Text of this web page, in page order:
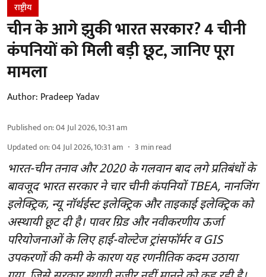
राष्ट्रीय
चीन के आगे झुकी भारत सरकार? 4 चीनी
कंपनियों को मिली बड़ी छूट, जानिए पूरा
मामला
Author: Pradeep Yadav
Published on:04 Jul 2026, 10:31 am
Updated on:04 Jul 2026, 10:31 am 3 min read
भारत-चीन तनाव और 2020 के गलवान बाद लगे प्रतिबंधों के
बावजूद भारत सरकार ने चार चीनी कंपनियों TBEA, नानजिंग
इलेक्ट्रिक, न्यू नॉर्थईस्ट इलेक्ट्रिक और ताइकाई इलेक्ट्रिक को
अस्थायी छूट दी है। पावर ग्रिड और नवीकरणीय ऊर्जा
परियोजनाओं के लिए हाई-वोल्टेज ट्रांसफॉर्मर व GIS
उपकरणों की कमी के कारण यह रणनीतिक कदम उठाया